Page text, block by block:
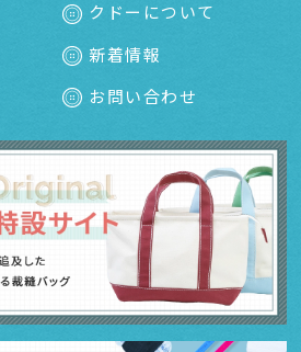
クドーについて
新着情報
お問い合わせ